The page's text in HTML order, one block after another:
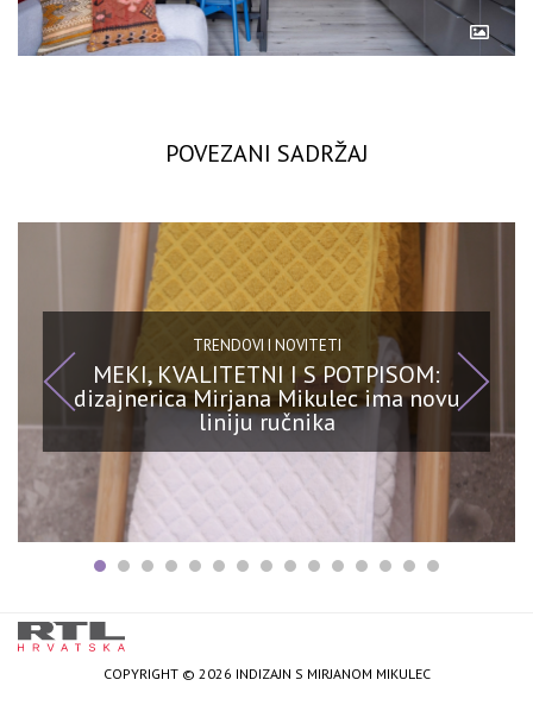
POVEZANI SADRŽAJ
TRENDOVI I NOVITETI
MEKI, KVALITETNI I S POTPISOM:
dizajnerica Mirjana Mikulec ima novu
liniju ručnika
COPYRIGHT © 2026 INDIZAJN S MIRJANOM MIKULEC